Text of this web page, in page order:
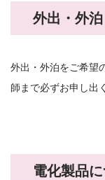
外出・外泊
外出・外泊をご希望
師まで必ずお申し出
電化製品